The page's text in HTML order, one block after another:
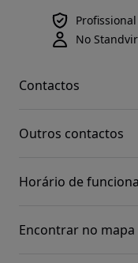
Profissional
No
Contactos
Outros contactos
Horário de
Encontrar no mapa